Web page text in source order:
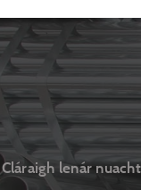
Cláraigh lenár